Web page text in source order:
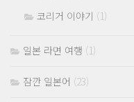
코리거 이야기 (1)
일본 라면 여행 (1)
잠깐 일본어 (23)